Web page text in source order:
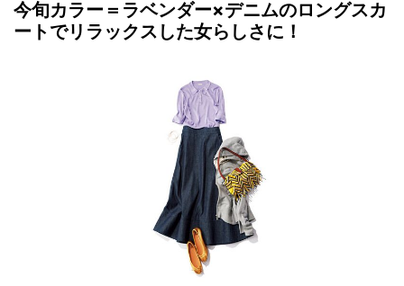
今旬カラー＝ラベンダー×デニムのロングスカ
ートでリラックスした女らしさに！